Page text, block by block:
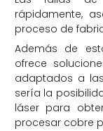
rápidamente,
proceso de
Además de
ofrece
adaptados a
sería la
láser para
procesar cobre